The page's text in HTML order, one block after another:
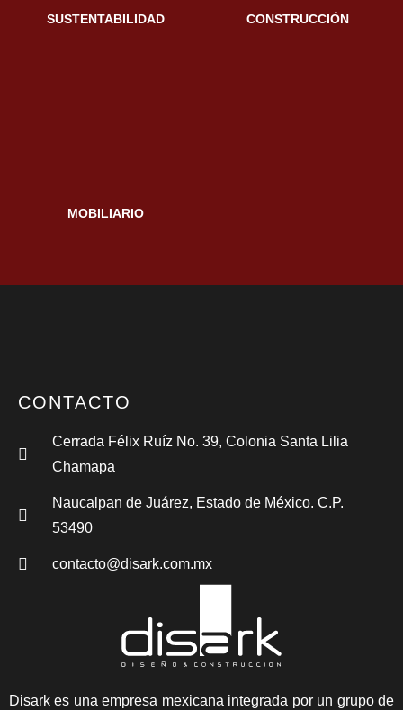
SUSTENTABILIDAD CONSTRUCCIÓN
MOBILIARIO
CONTACTO
Cerrada Félix Ruíz No. 39, Colonia Santa Lilia
Chamapa
Naucalpan de Juárez, Estado de México. C.P.
53490
contacto@disark.com.mx
Disark es una empresa mexicana integrada por un grupo de